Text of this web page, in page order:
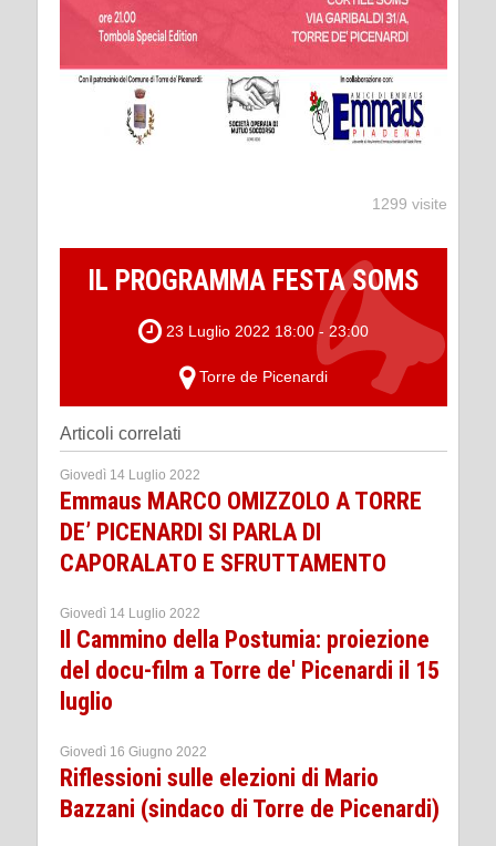
1299 visite
IL PROGRAMMA FESTA SOMS
23 Luglio 2022 18:00 - 23:00
Torre de Picenardi
Articoli correlati
Giovedì 14 Luglio 2022
Emmaus MARCO OMIZZOLO A TORRE
DE’ PICENARDI SI PARLA DI
CAPORALATO E SFRUTTAMENTO
Giovedì 14 Luglio 2022
Il Cammino della Postumia: proiezione
del docu-film a Torre de' Picenardi il 15
luglio
Giovedì 16 Giugno 2022
Riflessioni sulle elezioni di Mario
Bazzani (sindaco di Torre de Picenardi)